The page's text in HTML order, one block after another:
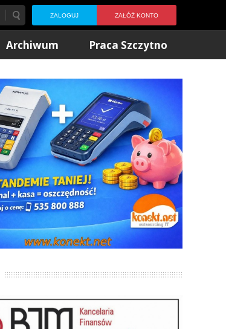
ZALOGUJ ZAŁÓŻ KONTO
Archiwum Praca Szczytno